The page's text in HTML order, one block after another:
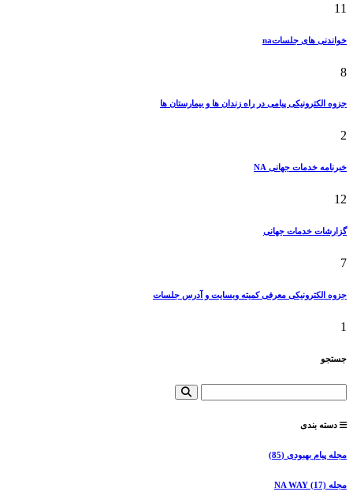
11
خواندنی های جلساتna
8
جزوه الکترونیکی پیامی در راه زندان ها و بیمارستان ها
2
خبرنامه خدمات جهانی NA
12
گزارشات خدمات جهانی
7
جزوه الکترونیکی معرفی کمیته وبسایت و آدرس جلسات
1
جستجو
دسته بندی
مجله پیام بهبودی (85)
مجله NA WAY (17)